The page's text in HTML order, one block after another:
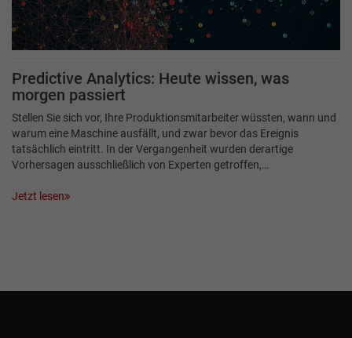
Predictive Analytics: Heute wissen, was
morgen passiert
Stellen Sie sich vor, Ihre Produktionsmitarbeiter wüssten, wann und
warum eine Maschine ausfällt, und zwar bevor das Ereignis
tatsächlich eintritt. In der Vergangenheit wurden derartige
Vorhersagen ausschließlich von Experten getroffen,…
Jetzt lesen